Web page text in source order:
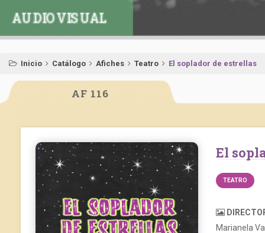
AUDIOVISUAL
Inicio Catálogo Afiches Teatro El soplador de estrellas
AF 116
El
TEATRO
Marianela